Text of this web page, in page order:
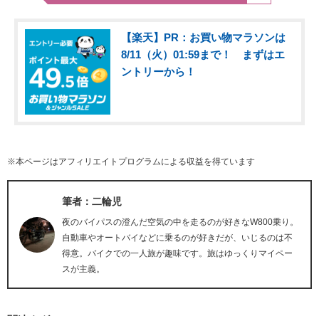
【楽天】PR：お買い物マラソンは
8/11（火）01:59まで！ まずはエ
ントリーから！
※本ページはアフィリエイトプログラムによる収益を得ています
筆者：二輪児
夜のバイパスの澄んだ空気の中を走るのが好きなW800乗り。
自動車やオートバイなどに乗るのが好きだが、いじるのは不
得意。バイクでの一人旅が趣味です。旅はゆっくりマイペー
スが主義。